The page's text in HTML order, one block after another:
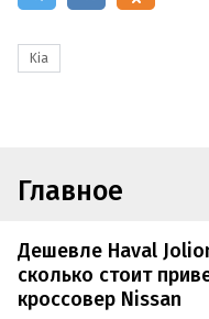
Kia
Главное
Дешевле Haval
сколько стоит
кроссовер Nissan